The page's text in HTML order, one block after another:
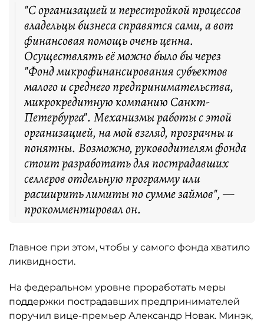
"С организацией и перестройкой процессов
владельцы бизнеса справятся сами, а вот
финансовая помощь очень ценна.
Осуществлять её можно было бы через
"Фонд микрофинансирования субъектов
малого и среднего предпринимательства,
микрокредитную компанию Санкт-
Петербурга". Механизмы работы с этой
организацией, на мой взгляд, прозрачны и
понятны. Возможно, руководителям фонда
стоит разработать для пострадавших
селлеров отдельную программу или
расширить лимиты по сумме займов", —
прокомментировал он.
Главное при этом, чтобы у самого фонда хватило
ликвидности.
На федеральном уровне проработать меры
поддержки пострадавших предпринимателей
поручил вице-премьер Александр Новак. Минэк,